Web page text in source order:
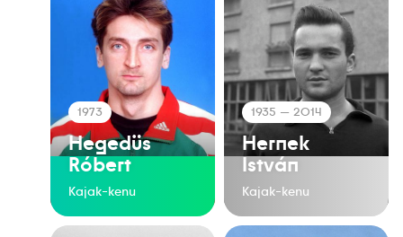
1973
Hegedüs
Róbert
Kajak-kenu
1935 — 2014
Hernek
István
Kajak-kenu